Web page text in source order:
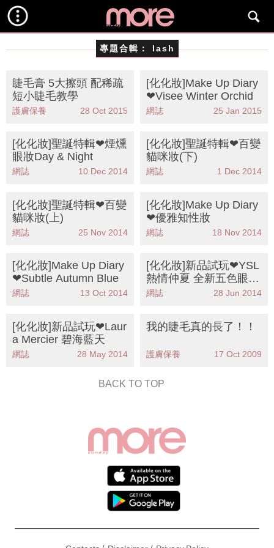
專題合輯： lash
睫毛膏 5大擦頭 配稀疏
短小睫毛教學
護膚保養 28 Oct 2015
[化化妝]Make Up Diary
❤Visee Winter Orchid
網誌 25 Jan 2015
[化化妝]聖誕特輯❤煙燻
眼妝Day & Night
網誌 10 Dec 2014
[化化妝]聖誕特輯❤百變
貓咪妝(下)
網誌 1 Dec 2014
[化化妝]聖誕特輯❤百變
貓咪妝(上)
網誌 25 Nov 2014
[化化妝]Make Up Diary
❤優雅知性妝
網誌 18 Nov 2014
[化化妝]Make Up Diary
❤Subtle Autumn Blue
網誌 13 Oct 2014
[化化妝]新品試玩❤YSL
熱情仲夏 全新五色眼影
組合
網誌 28 Jun 2014
[化化妝]新品試玩❤Laur
a Mercier 碧海藍天
網誌 28 May 2014
我的睫毛真的長了！！
護膚保養 17 Oct 2009
BACK TO TOP